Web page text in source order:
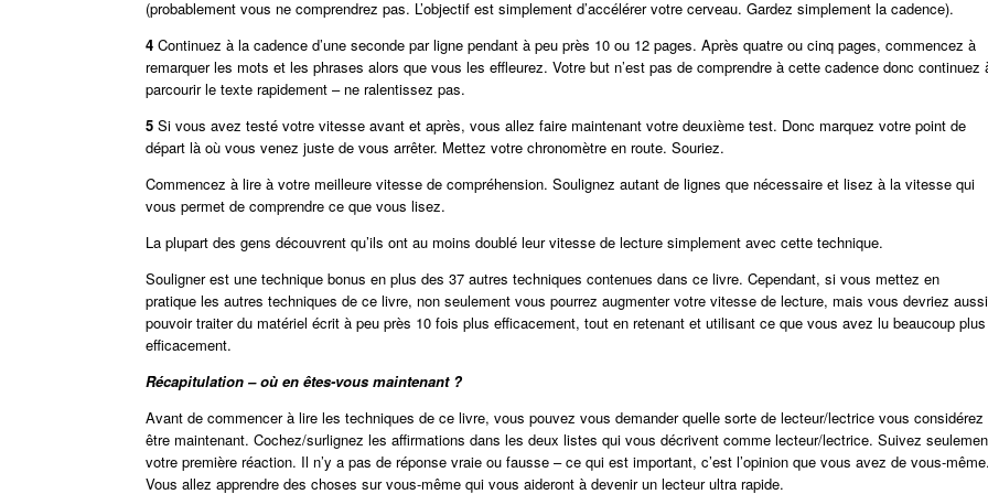
(probablement vous ne comprendrez pas. L’objectif est simplement d’accélérer votre cerveau. Gardez simplement la cadence).
4 Continuez à la cadence d’une seconde par ligne pendant à peu près 10 ou 12 pages. Après quatre ou cinq pages, commencez à
remarquer les mots et les phrases alors que vous les effleurez. Votre but n’est pas de comprendre à cette cadence donc continuez
parcourir le texte rapidement – ne ralentissez pas.
5 Si vous avez testé votre vitesse avant et après, vous allez faire maintenant votre deuxième test. Donc marquez votre point de
départ là où vous venez juste de vous arrêter. Mettez votre chronomètre en route. Souriez.
Commencez à lire à votre meilleure vitesse de compréhension. Soulignez autant de lignes que nécessaire et lisez à la vitesse qui
vous permet de comprendre ce que vous lisez.
La plupart des gens découvrent qu’ils ont au moins doublé leur vitesse de lecture simplement avec cette technique.
Souligner est une technique bonus en plus des 37 autres techniques contenues dans ce livre. Cependant, si vous mettez en
pratique les autres techniques de ce livre, non seulement vous pourrez augmenter votre vitesse de lecture, mais vous devriez aussi
pouvoir traiter du matériel écrit à peu près 10 fois plus efficacement, tout en retenant et utilisant ce que vous avez lu beaucoup plus
efficacement.
Récapitulation – où en êtes-vous maintenant ?
Avant de commencer à lire les techniques de ce livre, vous pouvez vous demander quelle sorte de lecteur/lectrice vous considérez
être maintenant. Cochez/surlignez les affirmations dans les deux listes qui vous décrivent comme lecteur/lectrice. Suivez
votre première réaction. Il n’y a pas de réponse vraie ou fausse – ce qui est important, c’est l’opinion que vous avez de vous-même.
Vous allez apprendre des choses sur vous-même qui vous aideront à devenir un lecteur ultra rapide.